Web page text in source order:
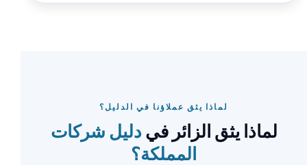
لماذا يثق عملاؤنا في الدليل؟
لماذا يثق الزائر فيدليل شركات
المملكة؟